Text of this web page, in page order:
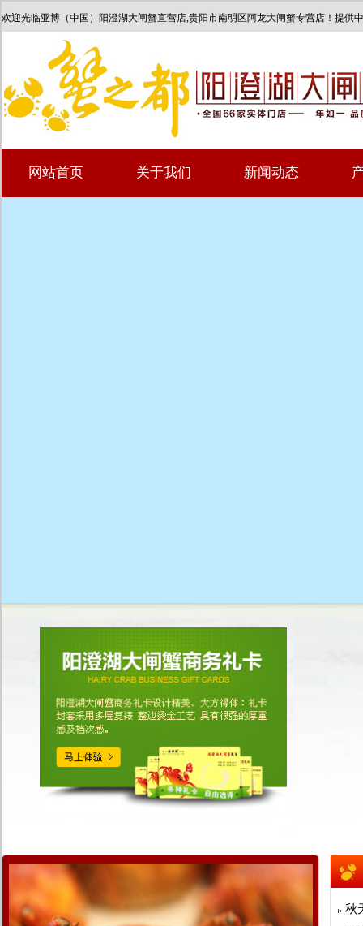
欢迎光临亚博（中国）阳澄湖大闸蟹直营店,贵阳市南明区阿龙大闸蟹专营店！提供
网站首页 关于我们 新闻动态
秋